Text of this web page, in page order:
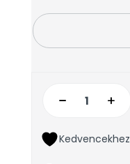
Kedvencekhez